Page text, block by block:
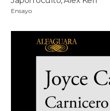
Ensayo